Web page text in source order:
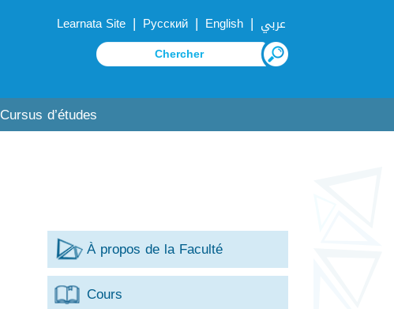
Learnata Site | Русский | English | عربي
Cursus d’études
À propos de la Faculté
Cours